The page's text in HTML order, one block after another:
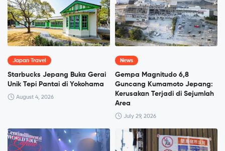
Japan Travel
Starbucks Jepang Buka Gerai
Unik Tepi Pantai di Yokohama
August 4, 2026
News
Gempa Magnitudo 6,8
Guncang Kumamoto Jepang:
Kerusakan Terjadi di Sejumlah
Area
July 29, 2026